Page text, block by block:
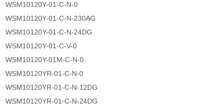
WSM10120Y-01-C-N-0
WSM10120Y-01-C-N-230AG
WSM10120Y-01-C-N-24DG
WSM10120Y-01-C-V-0
WSM10120Y-01M-C-N-0
WSM10120YR-01-C-N-0
WSM10120YR-01-C-N-12DG
WSM10120YR-01-C-N-24DG